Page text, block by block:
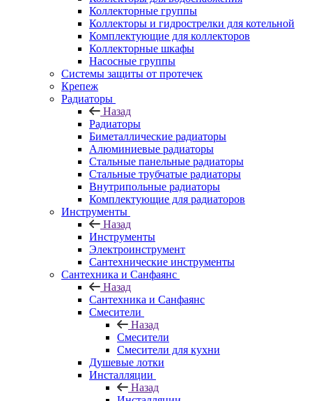
Коллекторные группы
Коллекторы и гидрострелки для котельной
Комплектующие для коллекторов
Коллекторные шкафы
Насосные группы
Системы защиты от протечек
Крепеж
Радиаторы
Назад
Радиаторы
Биметаллические радиаторы
Алюминиевые радиаторы
Стальные панельные радиаторы
Стальные трубчатые радиаторы
Внутрипольные радиаторы
Комплектующие для радиаторов
Инструменты
Назад
Инструменты
Электроинструмент
Сантехнические инструменты
Сантехника и Санфаянс
Назад
Сантехника и Санфаянс
Смесители
Назад
Смесители
Смесители для кухни
Душевые лотки
Инсталляции
Назад